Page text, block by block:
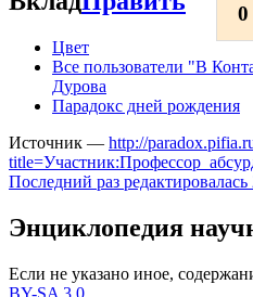
0
Цвет
Все пользователи "В
Дурова
Парадокс дней рождения
Источник — http://
Последний раз
Энциклопедия
Если не указано иное,
BY-SA 3.0